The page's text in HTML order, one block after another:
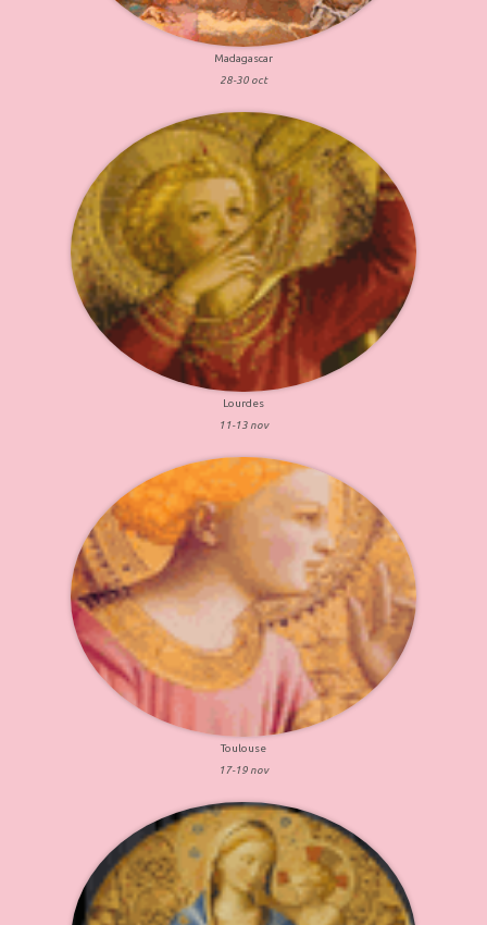
Madagascar
28-30 oct
Lourdes
11-13 nov
Toulouse
17-19 nov